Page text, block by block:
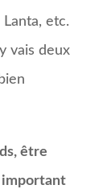
Lanta, etc.
vais deux
être
important